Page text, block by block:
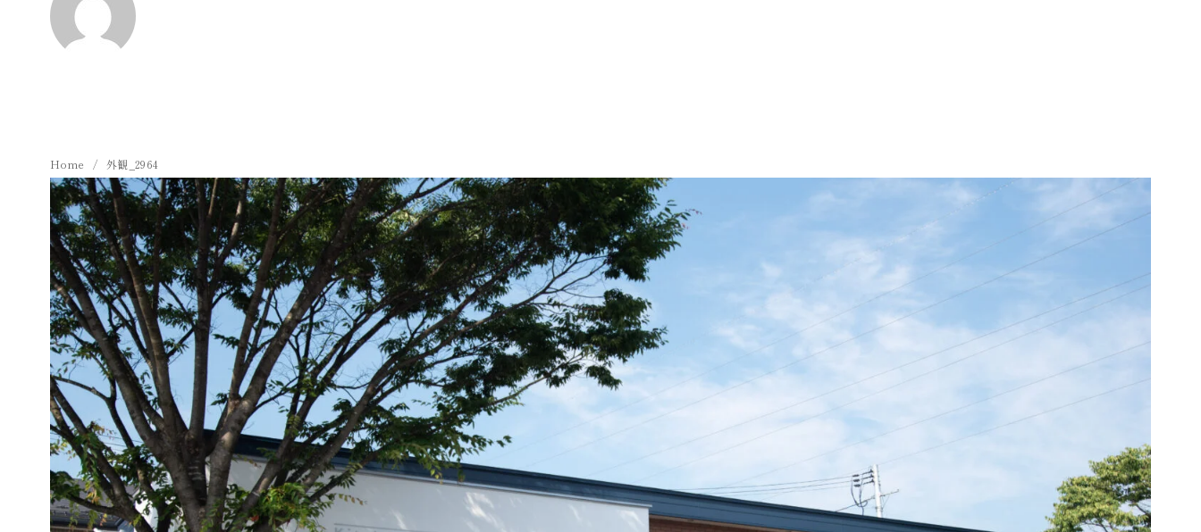
Home 外観_2964